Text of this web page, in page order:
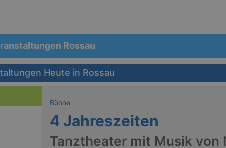
Rossau
Heute in Rossau
Bühne
4 Jahreszeiten
Tanztheater mit Musik von